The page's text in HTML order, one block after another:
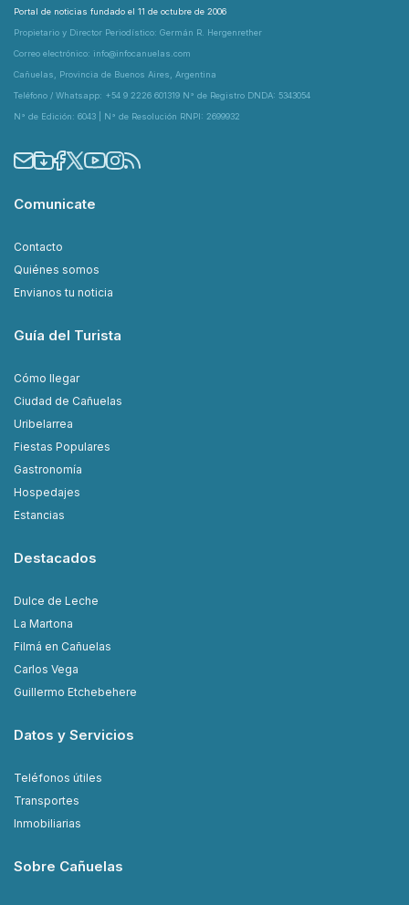
Portal de noticias fundado el 11 de octubre de 2006
Propietario y Director Periodístico: Germán R. Hergenrether
Correo electrónico: info@infocanuelas.com
Cañuelas, Provincia de Buenos Aires, Argentina
Teléfono / Whatsapp: +54 9 2226 601319 N° de Registro DNDA: 5343054
N° de Edición: 6043 | N° de Resolución RNPI: 2699932
Comunicate
Contacto
Quiénes somos
Envianos tu noticia
Guía del Turista
Cómo llegar
Ciudad de Cañuelas
Uribelarrea
Fiestas Populares
Gastronomía
Hospedajes
Estancias
Destacados
Dulce de Leche
La Martona
Filmá en Cañuelas
Carlos Vega
Guillermo Etchebehere
Datos y Servicios
Teléfonos útiles
Transportes
Inmobiliarias
Sobre Cañuelas